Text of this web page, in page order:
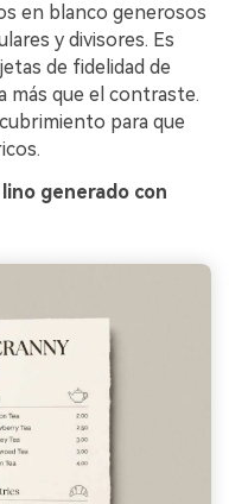
en blanco generosos
y divisores. Es
de fidelidad de
más que el contraste.
para que
generado con